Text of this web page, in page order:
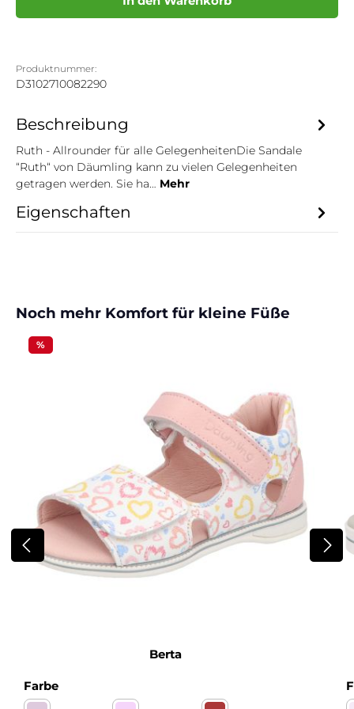
Produktnummer:
D3102710082290
Beschreibung
Ruth - Allrounder für alle GelegenheitenDie Sandale
“Ruth“ von Däumling kann zu vielen Gelegenheiten
getragen werden. Sie ha… Mehr
Eigenschaften
Produktgalerie überspringen
Noch mehr Komfort für kleine Füße
%
Berta
Farbeauswählen